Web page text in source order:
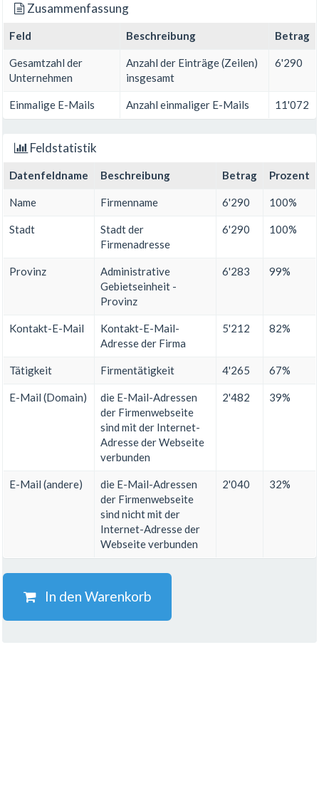
Zusammenfassung
Feld Beschreibung Betrag
Gesamtzahl der
Unternehmen
Anzahl der Einträge (Zeilen)
insgesamt
6'290
Einmalige E-Mails Anzahl einmaliger E-Mails 11'072
Feldstatistik
Datenfeldname Beschreibung Betrag Prozent
Name Firmenname 6'290 100%
Stadt
Stadt der
Firmenadresse
6'290 100%
Provinz
Administrative
Gebietseinheit -
Provinz
6'283 99%
Kontakt-E-Mail
Kontakt-E-Mail-
Adresse der Firma
5'212 82%
Tätigkeit Firmentätigkeit 4'265 67%
E-Mail (Domain)
die E-Mail-Adressen
der Firmenwebseite
sind mit der Internet-
Adresse der Webseite
verbunden
2'482 39%
E-Mail (andere)
die E-Mail-Adressen
der Firmenwebseite
sind nicht mit der
Internet-Adresse der
Webseite verbunden
2'040 32%
In den Warenkorb